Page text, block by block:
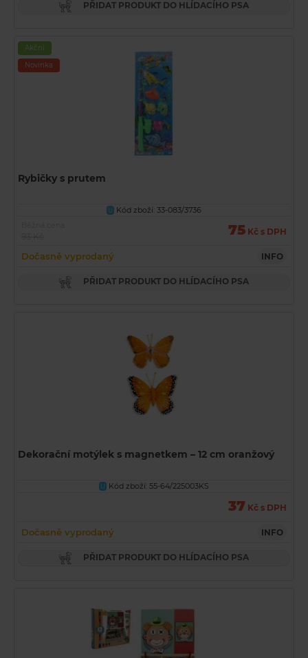
PŘIDAT PRODUKT DO HLÍDACÍHO PSA
Akční
Novinka
Rybičky s prutem
U
Kód zboží: 33-083/3736
75 Kč s DPH
Dočasně vyprodaný INFO
PŘIDAT PRODUKT DO HLÍDACÍHO PSA
Dekorační motýlek s magnetkem – 12 cm oranžový
U Kód zboží: 55-64/225003KS
37 Kč s DPH
Dočasně vyprodaný INFO
PŘIDAT PRODUKT DO HLÍDACÍHO PSA